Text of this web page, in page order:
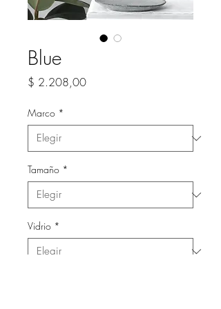
Blue
$ 2.208,00Precio
Marco *
Tamaño *
Vidrio *